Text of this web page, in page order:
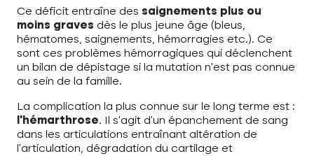
Ce déficit entraîne des saignements plus ou
moins graves dès le plus jeune âge (bleus,
hématomes, saignements, hémorragies etc.). Ce
sont ces problèmes hémorragiques qui déclenchent
un bilan de dépistage si la mutation n’est pas connue
au sein de la famille.
La complication la plus connue sur le long terme est :
l’hémarthrose. Il s’agit d’un épanchement de sang
dans les articulations entraînant altération de
l’articulation, dégradation du cartilage et